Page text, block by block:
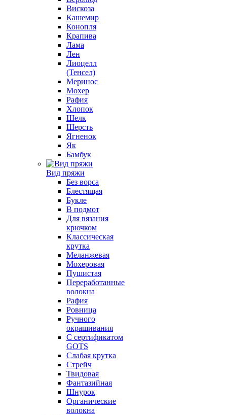
Вискоза
Кашемир
Конопля
Крапива
Лама
Лен
Лиоцелл
(Тенсел)
Меринос
Мохер
Рафия
Хлопок
Шелк
Шерсть
Ягненок
Як
Бамбук
Вид пряжи
Без ворса
Блестящая
Букле
В подмот
Для вязания
крючком
Классическая
крутка
Меланжевая
Мохеровая
Пушистая
Переработанные
волокна
Рафия
Ровница
Ручного
окрашивания
С сертификатом
GOTS
Слабая крутка
Стрейч
Твидовая
Фантазийная
Шнурок
Органические
волокна